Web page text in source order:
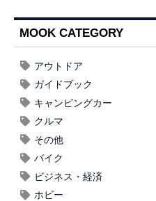
MOOK CATEGORY
アウトドア
ガイドブック
キャンピングカー
クルマ
その他
バイク
ビジネス・経済
ホビー